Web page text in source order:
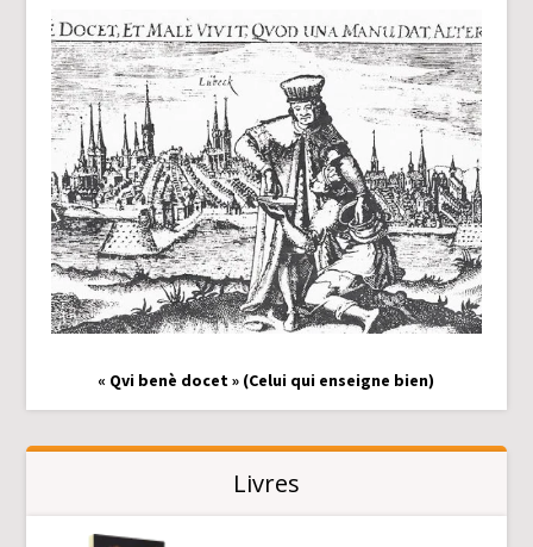
« Qvi benè docet » (Celui qui enseigne bien)
Livres